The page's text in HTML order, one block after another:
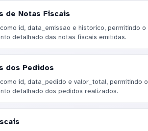
de Notas Fiscais
id, data_emissao e historico, permitindo o
detalhado das notas fiscais emitidas.
dos Pedidos
id, data_pedido e valor_total, permitindo o
detalhado dos pedidos realizados.